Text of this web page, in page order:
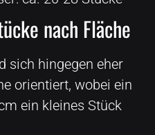
nach Fläche
sich hingegen eher
orientiert, wobei ein
ein kleines Stück